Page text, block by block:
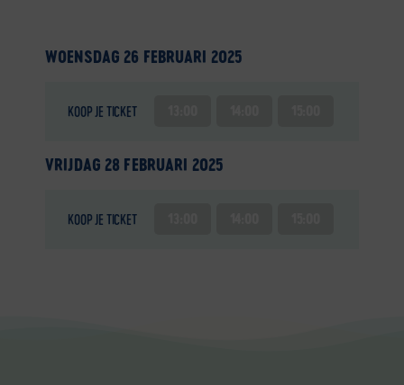
WOENSDAG 26 FEBRUARI 2025
KOOP JE TICKET
VRIJDAG 28 FEBRUARI 2025
KOOP JE TICKET